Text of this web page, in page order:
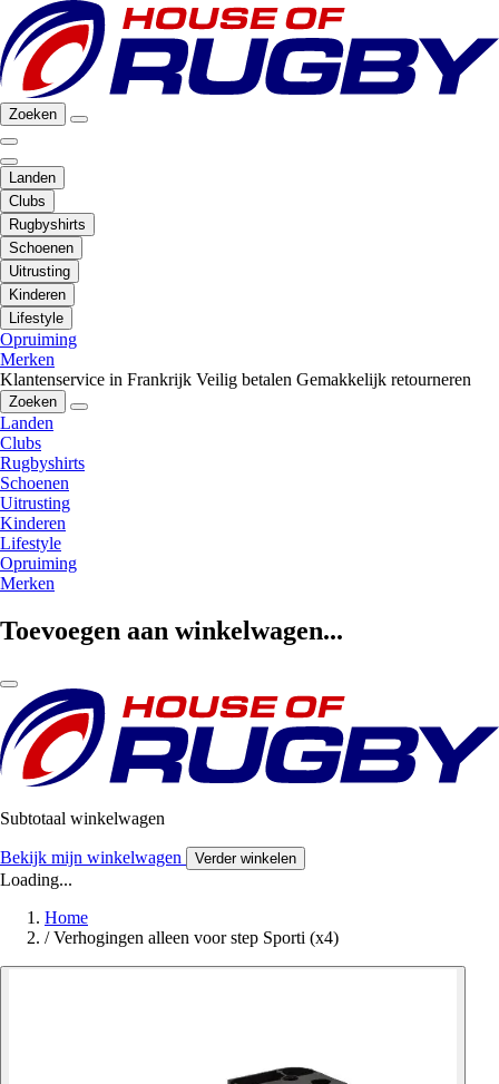
Zoeken
Landen
Clubs
Rugbyshirts
Schoenen
Uitrusting
Kinderen
Lifestyle
Opruiming
Merken
Klantenservice in Frankrijk Veilig betalen Gemakkelijk retourneren
Zoeken
Landen
Clubs
Rugbyshirts
Schoenen
Uitrusting
Kinderen
Lifestyle
Opruiming
Merken
Toevoegen aan winkelwagen...
Subtotaal winkelwagen
Bekijk mijn winkelwagen Verder winkelen
Loading...
Home
/ Verhogingen alleen voor step Sporti (x4)